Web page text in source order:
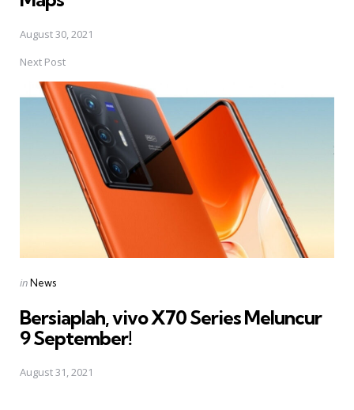
August 30, 2021
Next Post
Posted
inNews
Bersiaplah, vivo X70 Series Meluncur
9 September!
August 31, 2021